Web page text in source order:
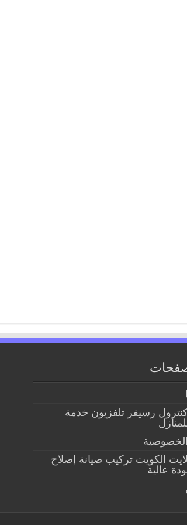
رسيفر تلفزيون خدمة
الكويت تركيب صيانة إصلاح
عالية